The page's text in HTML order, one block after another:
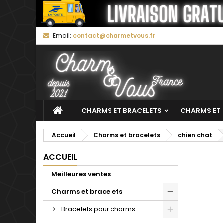
Email: contact@charmetvous.fr
CHARMS ET BRACELETS CHARMS ET
Accueil Charms et bracelets chien chat
ACCUEIL
Meilleures ventes
Charms et bracelets
Bracelets pour charms